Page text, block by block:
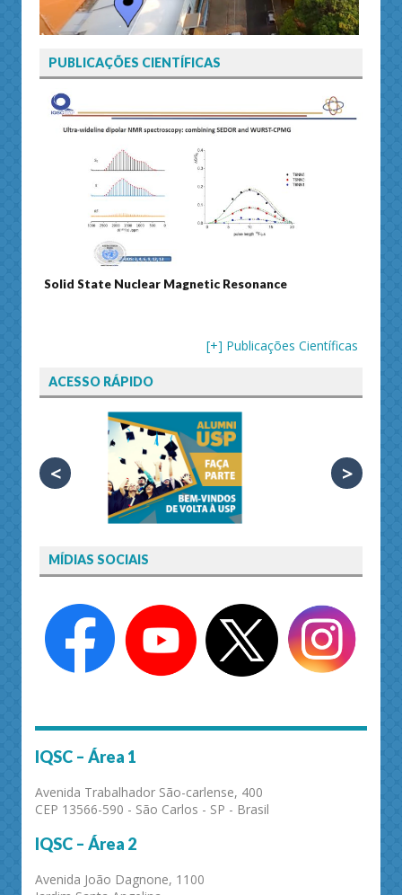
PUBLICAÇÕES CIENTÍFICAS
Solid State Nuclear Magnetic Resonance
[+] Publicações Científicas
ACESSO RÁPIDO
< >
MÍDIAS SOCIAIS
IQSC – Área 1
Avenida Trabalhador São-carlense, 400
CEP 13566-590 - São Carlos - SP - Brasil
IQSC – Área 2
Avenida João Dagnone, 1100